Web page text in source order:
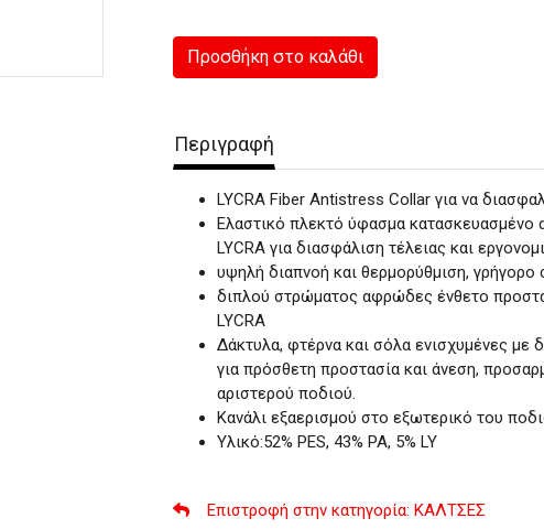
Προσθήκη στο καλάθι
Περιγραφή
LYCRA Fiber Antistress Collar για να
Ελαστικό πλεκτό ύφασμα κατασκευασμένο
LYCRA για διασφάλιση τέλειας και
υψηλή διαπνοή και θερμορύθμιση, γρήγορο
διπλού στρώματος αφρώδες ένθετο
LYCRA
Δάκτυλα, φτέρνα και σόλα ενισχυμένες με
για πρόσθετη προστασία και άνεση,
αριστερού ποδιού.
Κανάλι εξαερισμού στο εξωτερικό του
Υλικό:52% PES, 43% PA, 5% LY
Επιστροφή στην κατηγορία: ΚΑΛΤΣΕΣ